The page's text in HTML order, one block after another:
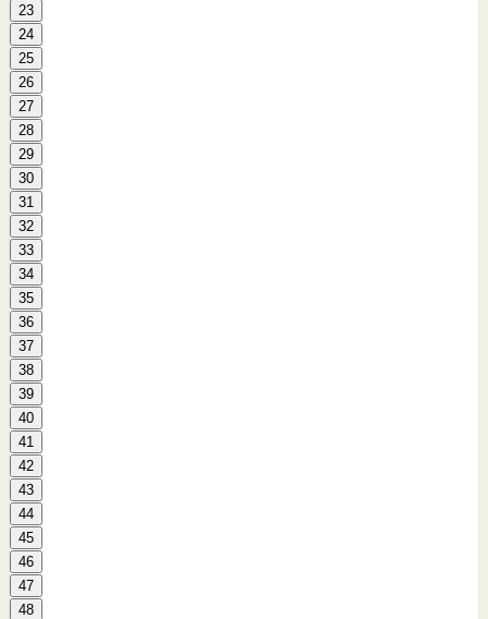
23
24
25
26
27
28
29
30
31
32
33
34
35
36
37
38
39
40
41
42
43
44
45
46
47
48